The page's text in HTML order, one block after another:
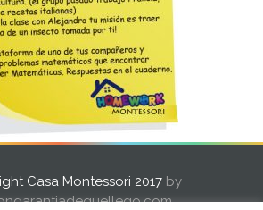
Casa Montessori 2017 by